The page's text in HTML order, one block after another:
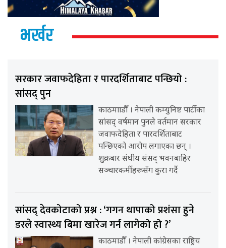
भर्खर
सरकार जवाफदेहिता र पारदर्शिताबाट पन्छियो :
सांसद् पुन
काठमााडौँ । नेपाली कम्युनिष्ट पार्टीका
सांसद् वर्षमान पुनले वर्तमान सरकार
जवाफदेहिता र पारदर्शिताबाट
पन्छिएको आरोप लगाएका छन् ।
शुक्रबार संघीय संसद् भवनबाहिर
सञ्चारकर्मीहरूसँग कुरा गर्दै
सांसद् देवकोटाको प्रश्न : ‘गगन थापाको प्रशंसा हुने
डरले स्वास्थ्य बिमा खारेज गर्न लागेको हो ?’
काठमाडौँ । नेपाली कांग्रेसका राष्ट्रिय